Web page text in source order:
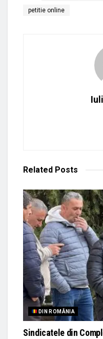
petitie online
Related Posts
DIN ROMÂNIA
Sindicatele din